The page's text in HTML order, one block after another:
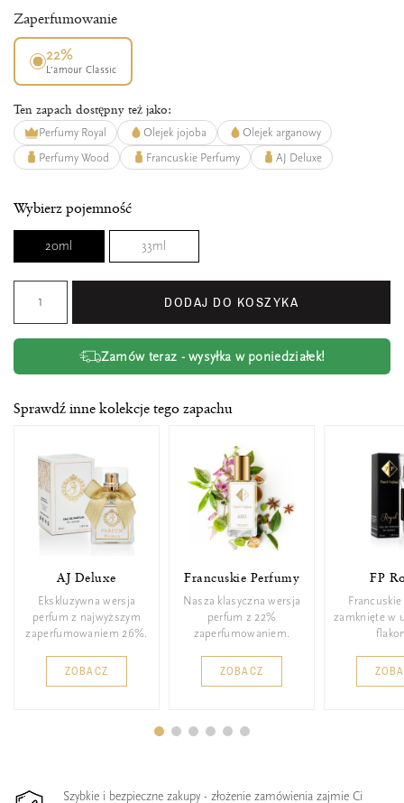
Zaperfumowanie
22%
L’amour Classic
Ten zapach dostępny też jako:
Perfumy Royal Olejek jojoba
Olejek arganowy
Perfumy Wood
Francuskie Perfumy AJ Deluxe
Wybierz pojemność
20ml 33ml
DODAJ DO KOSZYKA
Zamów teraz - wysyłka w poniedziałek!
Sprawdź inne kolekcje tego zapachu
AJ Deluxe
Ekskluzywna wersja
perfum z najwyższym
zaperfumowaniem 26%.
ZOBACZ
Francuskie Perfumy
Nasza klasyczna wersja
perfum z 22%
zaperfumowaniem.
ZOBACZ
FP
zamknięte w
Szybkie i bezpieczne zakupy - złożenie zamówienia zajmie Ci